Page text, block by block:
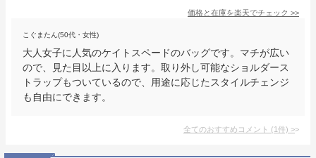
価格と在庫を楽天でチェック >>
こぐまたん(50代・女性)
大人女子に人気のケイトスペードのバッグです。マチが広い
ので、見た目以上に入ります。取り外し可能なショルダース
トラップもついているので、用途に応じたスタイルチェンジ
も自由にできます。
全てのおすすめコメント (1件) >